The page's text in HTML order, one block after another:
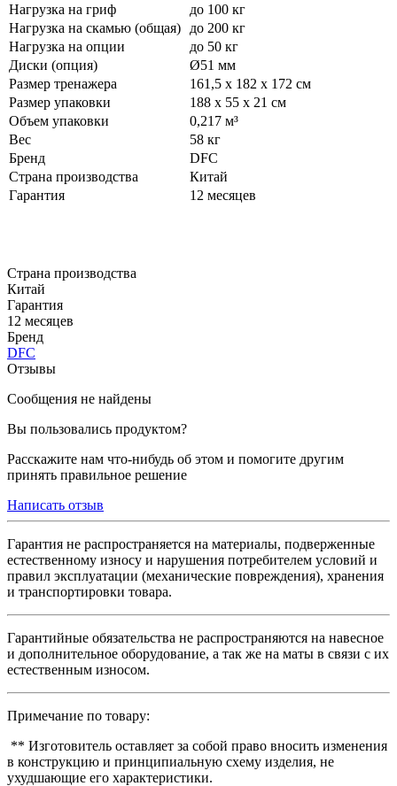
Нагрузка на гриф
до 100 кг
Нагрузка на скамью (общая)
до 200 кг
Нагрузка на опции
до 50 кг
Диски (опция)
Ø51 мм
Размер тренажера
161,5 х 182 х 172 см
Размер упаковки
188 х 55 х 21 см
Объем упаковки
0,217 м³
Вес
58 кг
Бренд
DFC
Страна производства
Китай
Гарантия
12 месяцев
Страна производства
Китай
Гарантия
12 месяцев
Бренд
DFC
Отзывы
Сообщения не найдены
Вы пользовались продуктом?
Расскажите нам что-нибудь об этом и помогите другим
принять правильное решение
Написать отзыв
Гарантия не распространяется на материалы, подверженные
естественному износу и нарушения потребителем условий и
правил эксплуатации (механические повреждения), хранения
и транспортировки товара.
Гарантийные обязательства не распространяются на навесное
и дополнительное оборудование, а так же на маты в связи с их
естественным износом.
Примечание по товару:
** Изготовитель оставляет за собой право вносить изменения
в конструкцию и принципиальную схему изделия, не
ухудшающие его характеристики.